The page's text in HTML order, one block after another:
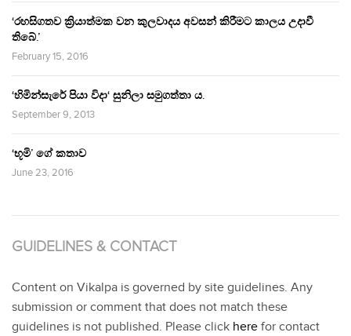
‘රහසිගතව ක්‍රියාත්මක වන කුලවාදය අවසන් කිරීමට කාලය උදාවී
තිබේ.’
February 15, 2016
‘හිමින්සැරේ පියා විදා‘ සුනිලා සමුගත්තා ය.
September 9, 2013
‘භූමි’ ගේ කතාව
June 23, 2016
GUIDELINES & CONTACT
Content on Vikalpa is governed by site guidelines. Any
submission or comment that does not match these
guidelines is not published. Please click here for contact